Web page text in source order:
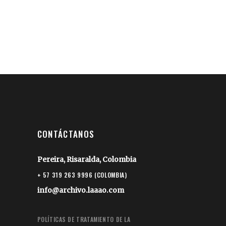
CONTÁCTANOS
Pereira, Risaralda, Colombia
+ 57 319 263 9996 (COLOMBIA)
info@archivo.laaao.com
POLÍTICAS DE TRATAMIENTO DE LA